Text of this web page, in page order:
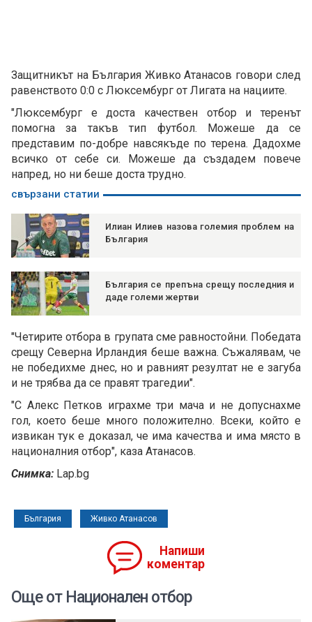
Защитникът на България Живко Атанасов говори след
равенството 0:0 с Люксембург от Лигата на нациите.
"Люксембург е доста качествен отбор и теренът
помогна за такъв тип футбол. Можеше да се
представим по-добре навсякъде по терена. Дадохме
всичко от себе си. Можеше да създадем повече
напред, но ни беше доста трудно.
свързани статии
Илиан Илиев назова големия проблем на
България
България се препъна срещу последния и
даде големи жертви
"Четирите отбора в групата сме равностойни. Победата
срещу Северна Ирландия беше важна. Съжалявам, че
не победихме днес, но и равният резултат не е загуба
и не трябва да се правят трагедии".
"С Алекс Петков играхме три мача и не допуснахме
гол, което беше много положително. Всеки, който е
извикан тук е доказал, че има качества и има място в
националния отбор", каза Атанасов.
Снимка: Lap.bg
България Живко Атанасов
Напиши
коментар
Още от Национален отбор